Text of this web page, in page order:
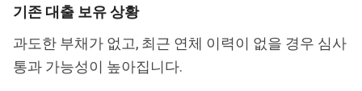
기존 대출 보유 상황
과도한 부채가 없고, 최근 연체 이력이 없을 경우 심사
통과 가능성이 높아집니다.